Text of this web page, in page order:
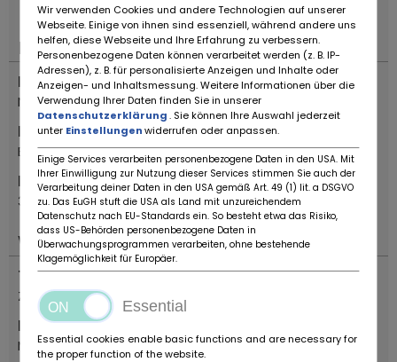
Lokalizacja
Kraj
Niemcy
Miejsce
Bovenden
Kod pocztowy
37120
Ważny
Typ pojazdu
Zabytkowy samochód
Marka
Mercedes Benz
Wir verwenden Cookies und andere Technologien auf unserer
Webseite. Einige von ihnen sind essenziell, während andere uns
helfen, diese Webseite und Ihre Erfahrung zu verbessern.
Personenbezogene Daten können verarbeitet werden (z. B. IP-
Adressen), z. B. für personalisierte Anzeigen und Inhalte oder
Anzeigen- und Inhaltsmessung. Weitere Informationen über die
Verwendung Ihrer Daten finden Sie in unserer
Datenschutzerklärung. Sie können Ihre Auswahl jederzeit
unter Einstellungenwiderrufen oder anpassen.
Einige Services verarbeiten personenbezogene Daten in den USA. Mit
Ihrer Einwilligung zur Nutzung dieser Services stimmen Sie auch der
Verarbeitung deiner Daten in den USA gemäß Art. 49 (1) lit. a DSGVO
zu. Das EuGH stuft die USA als Land mit unzureichendem
Datenschutz nach EU-Standards ein. So besteht etwa das Risiko,
dass US-Behörden personenbezogene Daten in
Überwachungsprogrammen verarbeiten, ohne bestehende
Klagemöglichkeit für Europäer.
Essential
Essential cookies enable basic functions and are necessary for
the proper function of the website.